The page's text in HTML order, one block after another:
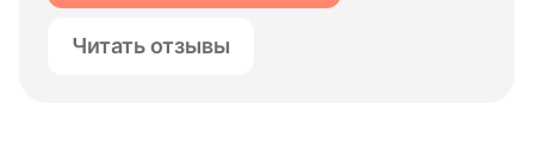
Читать отзывы